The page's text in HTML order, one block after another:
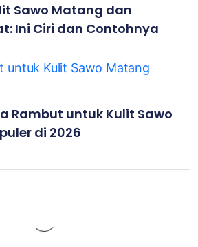
Sawo Matang dan
Ini Ciri dan Contohnya
Rambut untuk Kulit Sawo
di 2026